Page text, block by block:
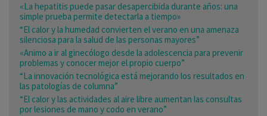
«La hepatitis puede pasar desapercibida durante años: una
simple prueba permite detectarla a tiempo»
“El calor y la humedad convierten el verano en una amenaza
silenciosa para la salud de las personas mayores”
«Animo a ir al ginecólogo desde la adolescencia para prevenir
problemas y conocer mejor el propio cuerpo”
“La innovación tecnológica está mejorando los resultados en
las patologías de columna”
“El calor y las actividades al aire libre aumentan las consultas
por lesiones de mano y codo en verano”